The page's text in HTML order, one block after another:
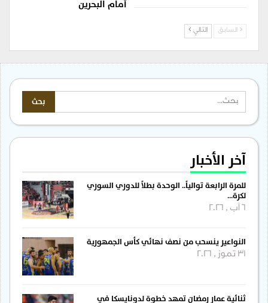
أمام البحرين
السابق التالي
آخر الأخبار
للمرة الرابعة توالياً.. الوحدة بطلاً للدوري السوري
لكرة…
النواعير ينسحب من نصف نهائي كأس الجمهورية
31 تموز , 2026
ثنائية عمار رمضان تمهد خطوة لدونايسكا في